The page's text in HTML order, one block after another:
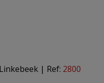
| Ref: 2800